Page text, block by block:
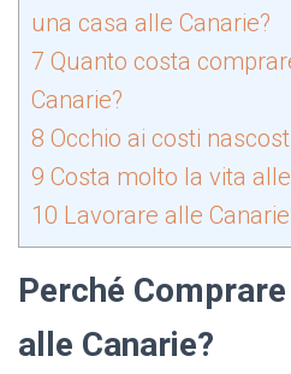
una casa alle Canarie?
7 Quanto costa
Canarie?
8 Occhio ai costi
9 Costa molto la vita
10 Lavorare alle
Perché
alle Canarie?